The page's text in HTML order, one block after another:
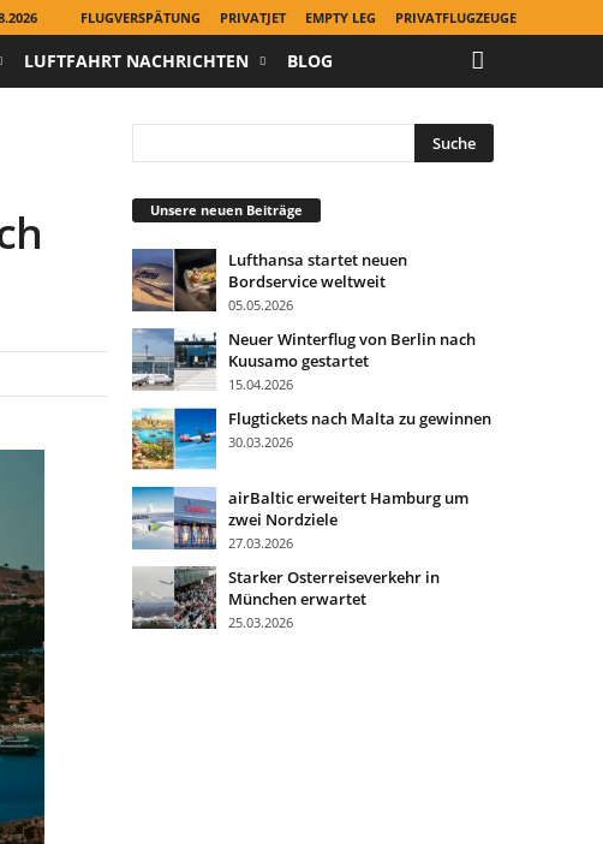
FLUGVERSPÄTUNG PRIVATJET EMPTY LEG PRIVATFLUGZEUGE
LUFTFAHRT NACHRICHTEN BLOG
Unsere neuen Beiträge
Lufthansa startet neuen
Bordservice weltweit
05.05.2026
Neuer Winterflug von Berlin nach
Kuusamo gestartet
15.04.2026
Flugtickets nach Malta zu gewinnen
30.03.2026
airBaltic erweitert Hamburg um
zwei Nordziele
27.03.2026
Starker Osterreiseverkehr in
München erwartet
25.03.2026